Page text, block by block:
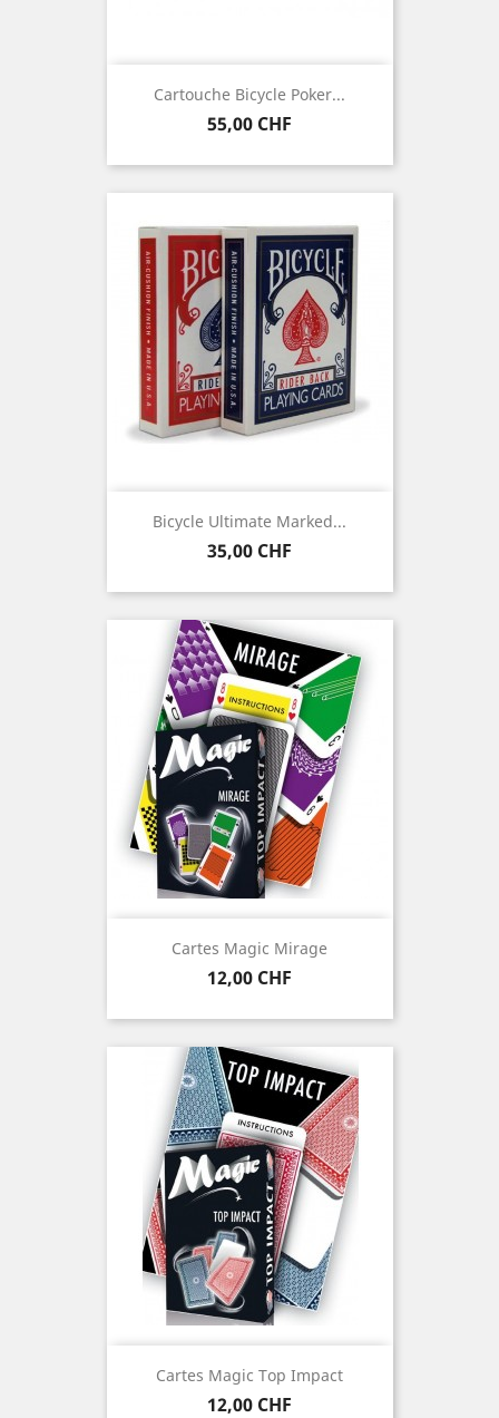
Cartouche Bicycle Poker...
Prix
55,00 CHF
Bicycle Ultimate Marked...
Prix
35,00 CHF
Cartes Magic Mirage
Prix
12,00 CHF
Cartes Magic Top Impact
Prix
12,00 CHF